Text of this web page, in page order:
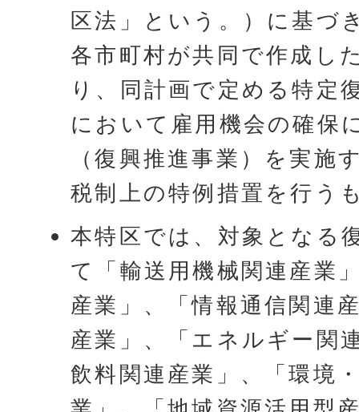
区法」という。）に基づ
各市町村が共同で作成し
り、同計画で定める特定
において雇用機会の確保
（復興推進事業）を実施
税制上の特例措置を行う
本特区では、対象となる
て「輸送用機械関連産業
産業」、「情報通信関連
産業」、「エネルギー関
飲料関連産業」、「環境